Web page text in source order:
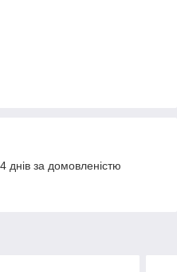
днів за домовленістю